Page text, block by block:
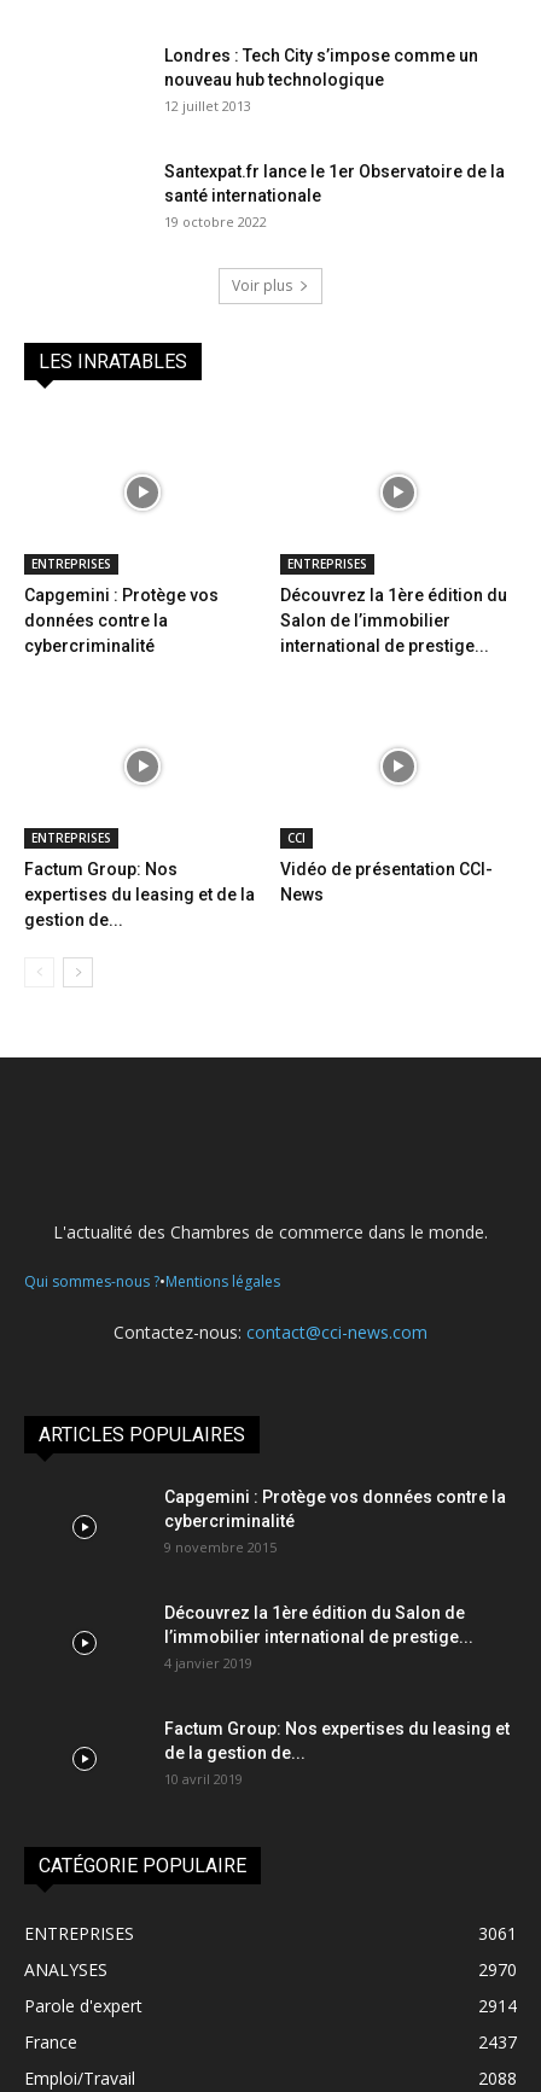
Londres : Tech City s’impose comme un
nouveau hub technologique
12 juillet 2013
Santexpat.fr lance le 1er Observatoire de la
santé internationale
19 octobre 2022
Voir plus
LES INRATABLES
ENTREPRISES
Capgemini : Protège vos
données contre la
cybercriminalité
ENTREPRISES
Découvrez la 1ère édition du
Salon de l’immobilier
international de prestige...
ENTREPRISES
Factum Group: Nos
expertises du leasing et de la
gestion de...
CCI
Vidéo de présentation CCI-
News
L'actualité des Chambres de commerce dans le monde.
Qui sommes-nous ?•Mentions légales
Contactez-nous: contact@cci-news.com
ARTICLES POPULAIRES
Capgemini : Protège vos données contre la
cybercriminalité
9 novembre 2015
Découvrez la 1ère édition du Salon de
l’immobilier international de prestige...
4 janvier 2019
Factum Group: Nos expertises du leasing et
de la gestion de...
10 avril 2019
CATÉGORIE POPULAIRE
ENTREPRISES
3061
ANALYSES
2970
Parole d'expert
2914
France
2437
Emploi/Travail
2088